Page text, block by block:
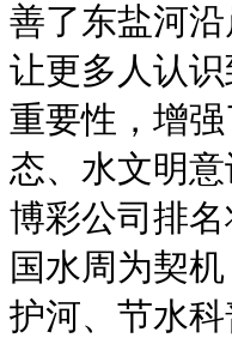
善了东盐河
让更多人认
重要性，增
态、水文明
博彩公司排
国水周为契
护河、节水科